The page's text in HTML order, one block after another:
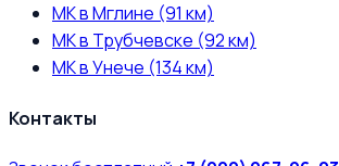
МК в Мглине (91 км)
МК в Трубчевске (92 км)
МК в Унече (134 км)
Контакты